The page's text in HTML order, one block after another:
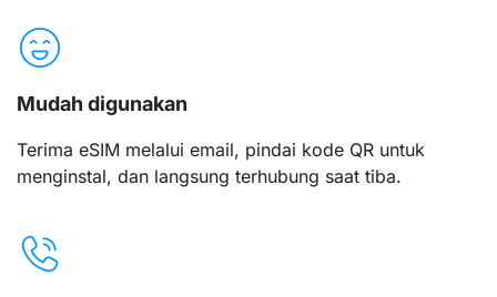
Mudah digunakan
Terima eSIM melalui email, pindai kode QR untuk
menginstal, dan langsung terhubung saat tiba.